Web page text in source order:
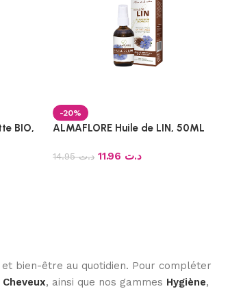
BIO,
-20%
ALMAFLORE Huile de LIN, 50ML
د.ت14.95 د.ت
bien-être au quotidien. Pour compléter
Cheveux, ainsi que nos gammes Hygiène,